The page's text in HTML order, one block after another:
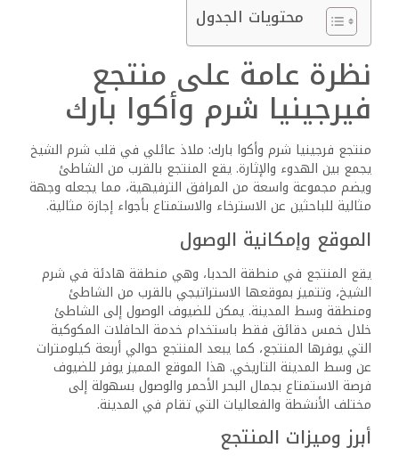
محتويات الجدول
نظرة عامة على منتجع
فيرجينيا شرم وأكوا بارك
منتجع فرجينيا شرم وأكوا بارك: ملاذ عائلي في قلب شرم الشيخ
يجمع بين الهدوء والإثارة. يقع المنتجع بالقرب من الشاطئ
ويضم مجموعة واسعة من المرافق الترفيهية، مما يجعله وجهة
مثالية للباحثين عن الاسترخاء والاستمتاع بأجواء إجازة مثالية.
الموقع وإمكانية الوصول
يقع المنتجع في منطقة الحدبا، وهي منطقة هادئة في شرم
الشيخ، وتتميز بموقعها الاستراتيجي بالقرب من الشاطئ
ومنطقة وسط المدينة. يمكن للضيوف الوصول إلى الشاطئ
خلال خمس دقائق فقط باستخدام خدمة الحافلات المكوكية
التي يوفرها المنتجع، كما يبعد المنتجع حوالي أربعة كيلومترات
عن وسط المدينة التاريخي. هذا الموقع المميز يوفر للضيوف
فرصة الاستمتاع بجمال البحر الأحمر والوصول بسهولة إلى
مختلف الأنشطة والفعاليات التي تقام في المدينة.
أبرز وميزات المنتجع